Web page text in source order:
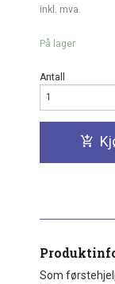
inkl. mva.
På lager
Antall
Som